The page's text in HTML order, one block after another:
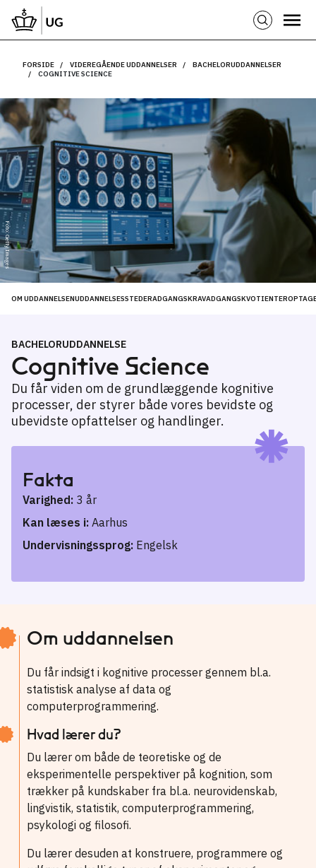
FORSIDE VIDEREGÅENDE UDDANNELSER
BACHELORUDDANNELSER
COGNITIVE SCIENCE
Foto: Getty Images
OM UDDANNELSENUDDANNELSESSTEDERADGANGSKRAVADGANGSKVOTIENTER
BACHELORUDDANNELSE
Cognitive Science
Du får viden om de grundlæggende kognitive
processer, der styrer både vores bevidste og
ubevidste opfattelser og handlinger.
Fakta
Varighed: 3 år
Kan læses i: Aarhus
Undervisningssprog: Engelsk
Om uddannelsen
Du får indsigt i kognitive processer gennem bl.a.
statistisk analyse af data og
computerprogrammering.
Hvad lærer du?
Du lærer om både de teoretiske og de
eksperimentelle perspektiver på kognition, som
trækker på kundskaber fra bl.a. neurovidenskab,
lingvistik, statistik, computerprogrammering,
psykologi og filosofi.
Du lærer desuden at konstruere, programmere og